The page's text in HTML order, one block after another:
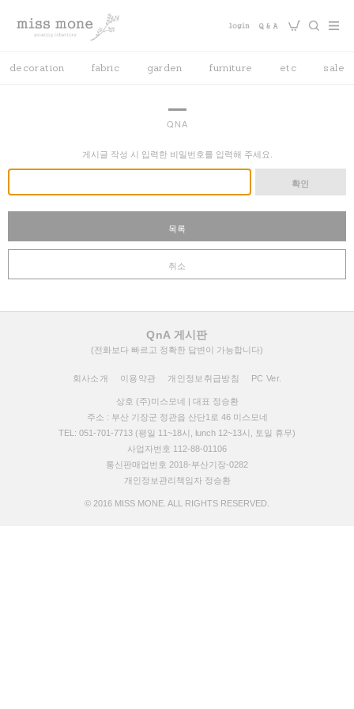
decoration fabric garden furniture etc sale
QNA
게시글 작성 시 입력한 비밀번호를 입력해 주세요.
확인
목록
취소
QnA 게시판
(전화보다 빠르고 정확한 답변이 가능합니다)
회사소개 이용약관 개인정보취급방침 PC Ver.
상호 (주)미스모네 | 대표 정승환
주소 : 부산 기장군 정관읍 산단1로 46 미스모네
TEL: 051-701-7713 (평일 11~18시, lunch 12~13시, 토일 휴무)
사업자번호 112-88-01106
통신판매업번호 2018-부산기장-0282
개인정보관리책임자 정승환
© 2016 MISS MONE. ALL RIGHTS RESERVED.